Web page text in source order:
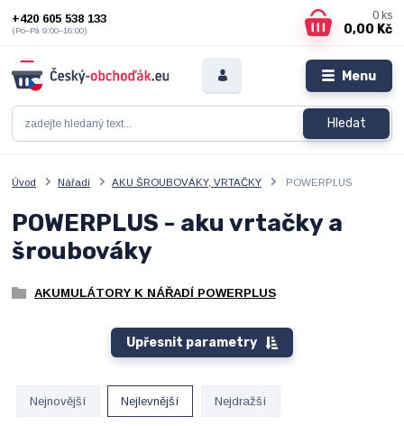
Menu
Hledat
+420 605 538 133
(Po–Pá 9:00–16:00)
0 ks
0,00 Kč
Úvod Nářadí AKU ŠROUBOVÁKY, VRTAČKY POWERPLUS
POWERPLUS - aku vrtačky a
šroubováky
AKUMULÁTORY K NÁŘADÍ POWERPLUS
Upřesnit parametry
Nejnovější Nejlevnější Nejdražší